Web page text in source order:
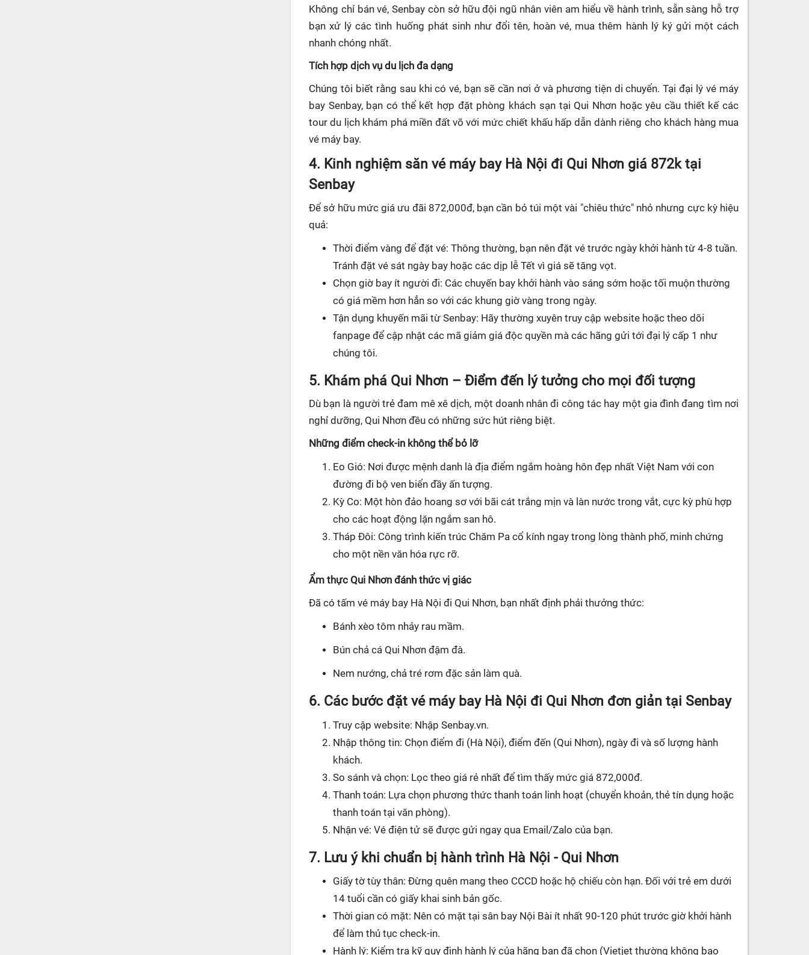
Không chỉ bán vé, Senbay còn sở hữu đội ngũ nhân viên am hiểu về hành trình, sẵn sàng hỗ trợ
bạn xử lý các tình huống phát sinh như đổi tên, hoàn vé, mua thêm hành lý ký gửi một cách
nhanh chóng nhất.
Tích hợp dịch vụ du lịch đa dạng
Chúng tôi biết rằng sau khi có vé, bạn sẽ cần nơi ở và phương tiện di chuyển. Tại đại lý vé máy
bay Senbay, bạn có thể kết hợp đặt phòng khách sạn tại Qui Nhơn hoặc yêu cầu thiết kế các
tour du lịch khám phá miền đất võ với mức chiết khấu hấp dẫn dành riêng cho khách hàng mua
vé máy bay.
4. Kinh nghiệm săn vé máy bay Hà Nội đi Qui Nhơn giá 872k tại
Senbay
Để sở hữu mức giá ưu đãi 872,000đ, bạn cần bỏ túi một vài "chiêu thức" nhỏ nhưng cực kỳ hiệu
quả:
Thời điểm vàng để đặt vé: Thông thường, bạn nên đặt vé trước ngày khởi hành từ 4-8 tuần.
Tránh đặt vé sát ngày bay hoặc các dịp lễ Tết vì giá sẽ tăng vọt.
Chọn giờ bay ít người đi: Các chuyến bay khởi hành vào sáng sớm hoặc tối muộn thường
có giá mềm hơn hẳn so với các khung giờ vàng trong ngày.
Tận dụng khuyến mãi từ Senbay: Hãy thường xuyên truy cập website hoặc theo dõi
fanpage để cập nhật các mã giảm giá độc quyền mà các hãng gửi tới đại lý cấp 1 như
chúng tôi.
5. Khám phá Qui Nhơn – Điểm đến lý tưởng cho mọi đối tượng
Dù bạn là người trẻ đam mê xê dịch, một doanh nhân đi công tác hay một gia đình đang tìm nơi
nghỉ dưỡng, Qui Nhơn đều có những sức hút riêng biệt.
Những điểm check-in không thể bỏ lỡ
Eo Gió: Nơi được mệnh danh là địa điểm ngắm hoàng hôn đẹp nhất Việt Nam với con
đường đi bộ ven biển đầy ấn tượng.
Kỳ Co: Một hòn đảo hoang sơ với bãi cát trắng mịn và làn nước trong vắt, cực kỳ phù hợp
cho các hoạt động lặn ngắm san hô.
Tháp Đôi: Công trình kiến trúc Chăm Pa cổ kính ngay trong lòng thành phố, minh chứng
cho một nền văn hóa rực rỡ.
Ẩm thực Qui Nhơn đánh thức vị giác
Đã có tấm vé máy bay Hà Nội đi Qui Nhơn, bạn nhất định phải thưởng thức:
Bánh xèo tôm nhảy rau mầm.
Bún chả cá Qui Nhơn đậm đà.
Nem nướng, chả tré rơm đặc sản làm quà.
6. Các bước đặt vé máy bay Hà Nội đi Qui Nhơn đơn giản tại Senbay
Truy cập website: Nhập Senbay.vn.
Nhập thông tin: Chọn điểm đi (Hà Nội), điểm đến (Qui Nhơn), ngày đi và số lượng hành
khách.
So sánh và chọn: Lọc theo giá rẻ nhất để tìm thấy mức giá 872,000đ.
Thanh toán: Lựa chọn phương thức thanh toán linh hoạt (chuyển khoản, thẻ tín dụng hoặc
thanh toán tại văn phòng).
Nhận vé: Vé điện tử sẽ được gửi ngay qua Email/Zalo của bạn.
7. Lưu ý khi chuẩn bị hành trình Hà Nội - Qui Nhơn
Giấy tờ tùy thân: Đừng quên mang theo CCCD hoặc hộ chiếu còn hạn. Đối với trẻ em dưới
14 tuổi cần có giấy khai sinh bản gốc.
Thời gian có mặt: Nên có mặt tại sân bay Nội Bài ít nhất 90-120 phút trước giờ khởi hành
để làm thủ tục check-in.
Hành lý: Kiểm tra kỹ quy định hành lý của hãng bạn đã chọn (Vietjet thường không bao